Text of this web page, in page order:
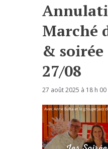
Marché
&
27/08
27 août 2025 à 18 h 00